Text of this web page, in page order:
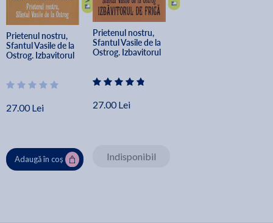
Prietenul nostru,
Sfantul Vasile de la
Ostrog. Izbavitorul
27.00 Lei
Adaugă în coș
Prietenul nostru,
Sfantul Vasile de la
Ostrog. Izbavitorul
27.00 Lei
Indisponibil